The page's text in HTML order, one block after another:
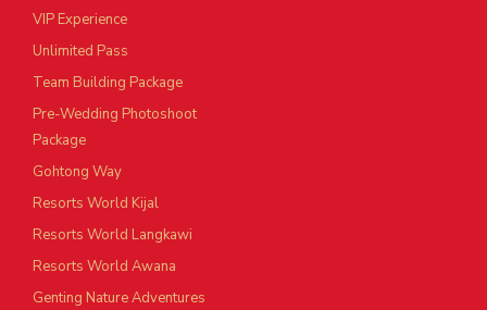
VIP Experience
Unlimited Pass
Team Building Package
Pre-Wedding Photoshoot
Package
Gohtong Way
Resorts World Kijal
Resorts World Langkawi
Resorts World Awana
Genting Nature Adventures